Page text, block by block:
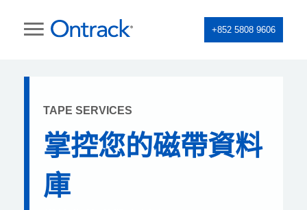
+852 5808 9606
TAPE SERVICES
掌控您的磁帶資料
庫